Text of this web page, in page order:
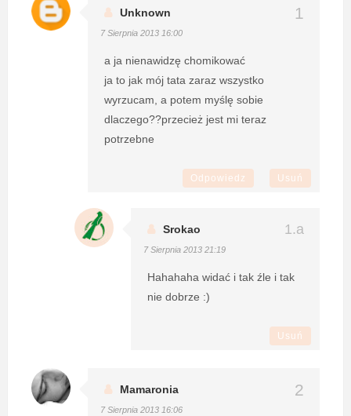
Unknown
7 Sierpnia 2013 16:00
a ja nienawidzę chomikować
ja to jak mój tata zaraz wszystko
wyrzucam, a potem myślę sobie
dlaczego??przecież jest mi teraz
potrzebne
Odpowiedz Usuń
Srokao
7 Sierpnia 2013 21:19
Hahahaha widać i tak źle i tak
nie dobrze :)
Usuń
Mamaronia
7 Sierpnia 2013 16:06